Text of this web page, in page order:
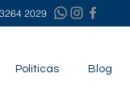
2029
Políticas Blog